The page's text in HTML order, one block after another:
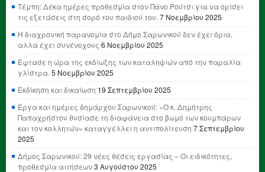
Τέμπη: Δέκα ημέρες προθεσμία στον Πάνο Ρούτσι για να ορίσει
τις εξετάσεις στη σορό του παιδιού του. 7 Νοεμβρίου 2025
Η διαχρονική παρανομία στο Δήμο Σαρωνικού δεν έχει όρια,
αλλά έχει συνένοχους 6 Νοεμβρίου 2025
Έφτασε η ώρα της εκδίωξης των καταληψιών από την παραλία
γλίστρα. 5 Νοεμβρίου 2025
Εκδίκηση και δικαίωση 19 Σεπτεμβρίου 2025
Έργα και ημέρες δημάρχου Σαρωνικού: «Ο κ. Δημήτρης
Παπαχρήστου θυσίασε τη διαφάνεια στο βωμό των κουμπάρων
και τον κολλητών» καταγγέλλει η αντιπολίτευση 7 Σεπτεμβρίου
2025
Δήμος Σαρωνικού: 29 νέες θέσεις εργασίας – Οι ειδικότητες,
προθεσμία αιτήσεων3 Αυγούστου 2025